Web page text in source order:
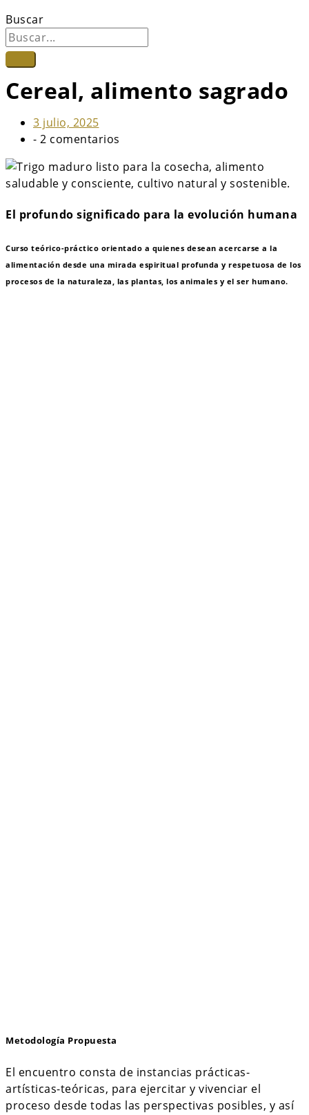
Buscar
Cereal, alimento sagrado
3 julio, 2025
- 2 comentarios
El profundo significado para la evolución humana
Curso teórico-práctico orientado a quienes desean acercarse a la
alimentación desde una mirada espiritual profunda y respetuosa de los
procesos de la naturaleza, las plantas, los animales y el ser humano.
Metodología Propuesta
El encuentro consta de instancias prácticas-
artísticas-teóricas, para ejercitar y vivenciar el
proceso desde todas las perspectivas posibles, y así